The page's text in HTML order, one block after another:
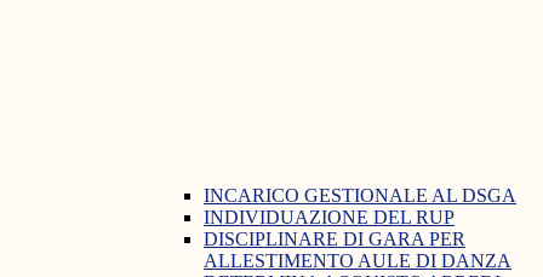
INCARICO GESTIONALE AL DSGA
INDIVIDUAZIONE DEL RUP
DISCIPLINARE DI GARA PER
ALLESTIMENTO AULE DI DANZA